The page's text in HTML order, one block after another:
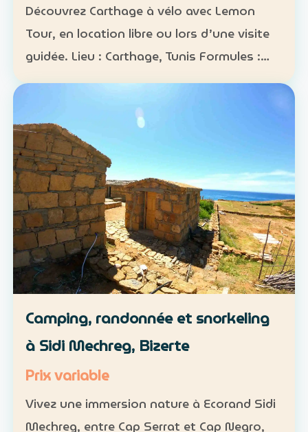
Découvrez Carthage à vélo avec Lemon
Tour, en location libre ou lors d’une visite
guidée. Lieu : Carthage, Tunis Formules :
location libre ou parcours accompagné
patrimoine lo…
Camping, randonnée et snorkeling
à Sidi Mechreg, Bizerte
Prix variable
Vivez une immersion nature à Ecorand Sidi
Mechreg, entre Cap Serrat et Cap Negro,